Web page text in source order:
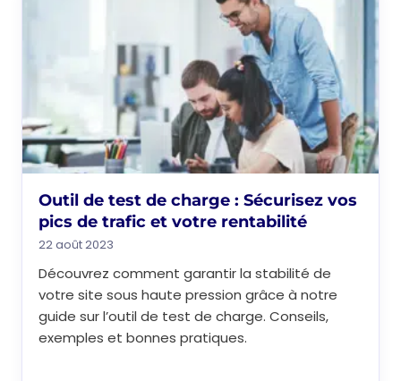
Outil de test de charge : Sécurisez vos
pics de trafic et votre rentabilité
22 août 2023
Découvrez comment garantir la stabilité de
votre site sous haute pression grâce à notre
guide sur l’outil de test de charge. Conseils,
exemples et bonnes pratiques.